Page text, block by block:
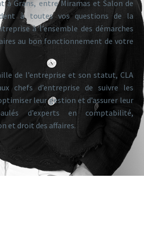
à Grans, entre Miramas et Salon de
à toutes vos questions de la
à l’ensemble des démarches
au bon fonctionnement de votre
de l’entreprise et son statut, CLA
chefs d’entreprise de suivre les
leur gestion et d’assurer leur
d’experts en comptabilité,
et droit des affaires.